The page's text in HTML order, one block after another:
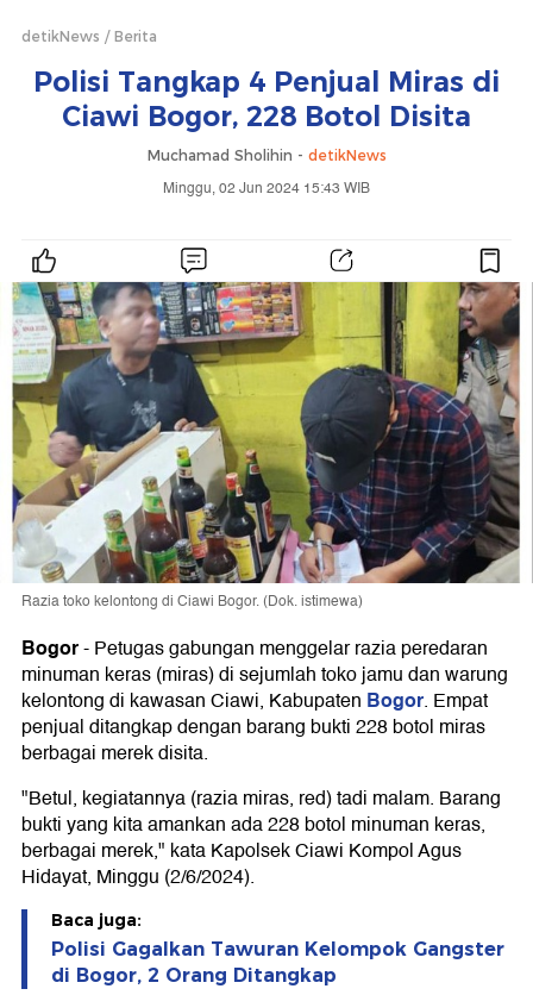
detikNews Berita
Polisi Tangkap 4 Penjual Miras di
Ciawi Bogor, 228 Botol Disita
Muchamad Sholihin - detikNews
Minggu, 02 Jun 2024 15:43 WIB
Razia toko kelontong di Ciawi Bogor. (Dok. istimewa)
Bogor-Petugas gabungan menggelar razia peredaran
minuman keras (miras) di sejumlah toko jamu dan warung
kelontong di kawasan Ciawi, Kabupaten Bogor. Empat
penjual ditangkap dengan barang bukti 228 botol miras
berbagai merek disita.
"Betul, kegiatannya (razia miras, red) tadi malam. Barang
bukti yang kita amankan ada 228 botol minuman keras,
berbagai merek," kata Kapolsek Ciawi Kompol Agus
Hidayat, Minggu (2/6/2024).
Baca juga:
Polisi Gagalkan Tawuran Kelompok Gangster
di Bogor, 2 Orang Ditangkap